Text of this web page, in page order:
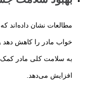
مطالعات نشان داده‌اند
خواب مادر را کاهش دهد
به سلامت کلی مادر کمک
افزایش می‌دهد.